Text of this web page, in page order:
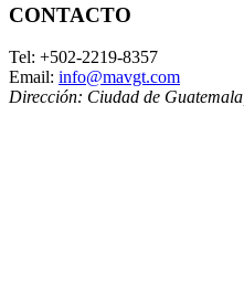
CONTACTO
Tel: +502-2219-8357
Email: info@mavgt.com
Dirección: Ciudad de Guatemala